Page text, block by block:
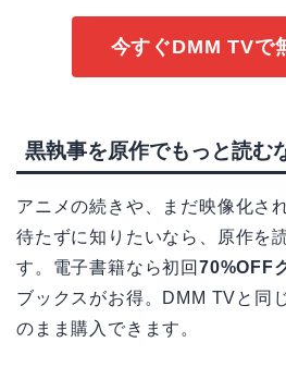
今すぐDMM TVで
黒執事を原作でもっと読む
アニメの続きや、まだ映像化さ
待たずに知りたいなら、原作を
す。電子書籍なら初回 70%OFF
ブックスがお得。DMM TVと同
のまま購入できます。